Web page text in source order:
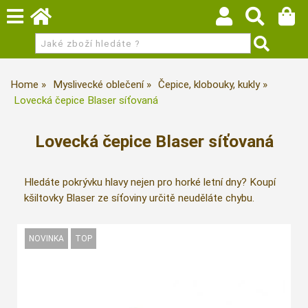
Home Myslivecké oblečení
Čepice, klobouky, kukly
Lovecká čepice Blaser síťovaná
Lovecká čepice Blaser síťovaná
Hledáte pokrývku hlavy nejen pro horké letní dny? Koupí
kšiltovky Blaser ze síťoviny určitě neuděláte chybu.